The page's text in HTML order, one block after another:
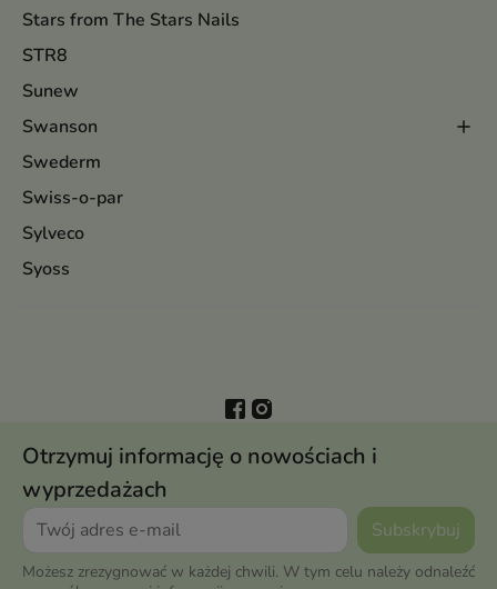
Stars from The Stars Nails
STR8
Sunew
Swanson
Swederm
Swiss-o-par
Sylveco
Syoss
Otrzymuj informację o nowościach i
wyprzedażach
Możesz zrezygnować w każdej chwili. W tym celu należy odnaleźć